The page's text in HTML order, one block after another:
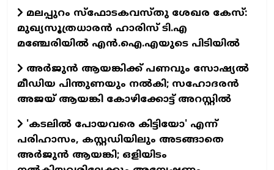
മലപ്പുറം സ്‌ഫോടകവസ്തു ശേഖര കേസ്:
മുഖ്യസൂത്രധാരൻ ഹാരിസ് ടി.എ
മഞ്ചേരിയിൽ എൻ.ഐ.എയുടെ പിടിയിൽ
അർജുൻ ആയങ്കിക്ക് പണവും സോഷ്യൽ
മീഡിയ പിന്തുണയും നൽകി; സഹോദരൻ
അജയ് ആയങ്കി കോഴിക്കോട്ട് അറസ്റ്റിൽ
'കടലിൽ പോയവരെ കിട്ടിയോ' എന്ന്
പരിഹാസം, കസ്റ്റഡിയിലും അടങ്ങാതെ
അർജുൻ ആയങ്കി; ഒളിയിടം